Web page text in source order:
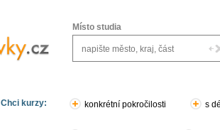
Místo studia
Chci kurzy: konkrétní pokročilosti s